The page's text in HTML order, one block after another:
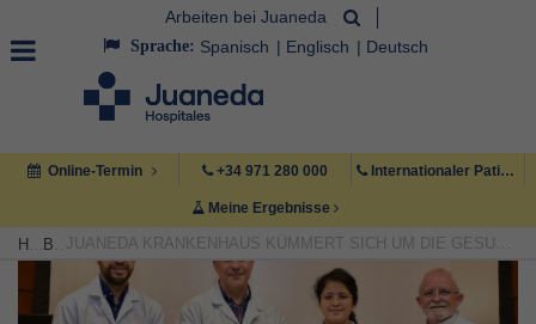
Arbeiten bei Juaneda
Sprache: Spanisch Englisch Deutsch
Online-Termin +34 971 280 000 Internationaler Patient +34 971 222 222
Meine Ergebnisse
HOME BLOG JUANEDA KRANKENHAUS KÜMMERT SICH UM DIE GESUNDHEIT VON FRAUEN MIT DER VERANSTALTUNG „HPV-UPDATE: DIE BEDEUTUNG DER MULTIDISZIPLINÄREN IMPFUNG“